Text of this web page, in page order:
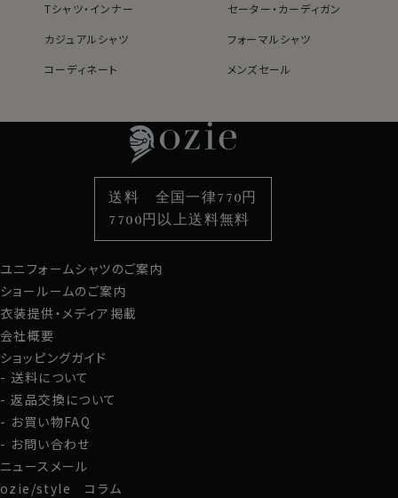
Tシャツ・インナー
セーター・カーディガン
カジュアルシャツ
フォーマルシャツ
コーディネート
メンズセール
袖・カフス型から選ぶ
色から選ぶ
柄から選ぶ
スタイルから選ぶ
カジュアルシャツ
定番シャツ
カフスボタン
サスペンダー
財布・名刺入れ
バッグ
ストール・マフラー
グローブ
ユニフォームシャツのご案内
ショールームのご案内
衣装提供・メディア掲載
会社概要
ショッピングガイド
送料について
返品交換について
お買い物FAQ
お問い合わせ
ニュースメール
ozie/style コラム
送料 全国一律770円
7700円以上送料無料